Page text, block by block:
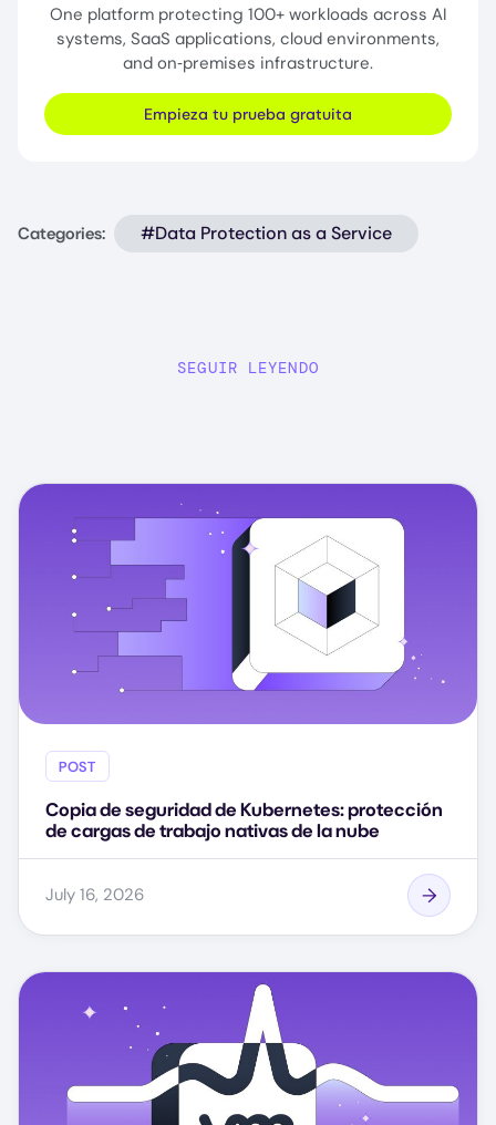
One platform protecting 100+ workloads across AI
systems, SaaS applications, cloud environments,
and on‑premises infrastructure.
Empieza tu prueba gratuita
Categories: #Data Protection as a Service
SEGUIR LEYENDO
POST
Copia de seguridad de Kubernetes: protección
de cargas de trabajo nativas de la nube
July 16, 2026